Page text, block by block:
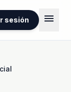
sesión menu